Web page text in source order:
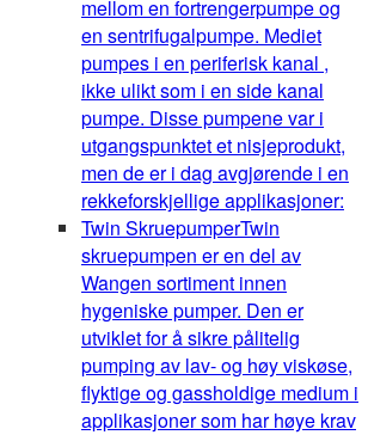
mellom en fortrengerpumpe og
en sentrifugalpumpe. Mediet
pumpes i en periferisk kanal ,
ikke ulikt som i en side kanal
pumpe. Disse pumpene var i
utgangspunktet et nisjeprodukt,
men de er i dag avgjørende i en
rekkeforskjellige applikasjoner:
Twin SkruepumperTwin
skruepumpen er en del av
Wangen sortiment innen
hygeniske pumper. Den er
utviklet for å sikre pålitelig
pumping av lav- og høy viskøse,
flyktige og gassholdige medium i
applikasjoner som har høye krav